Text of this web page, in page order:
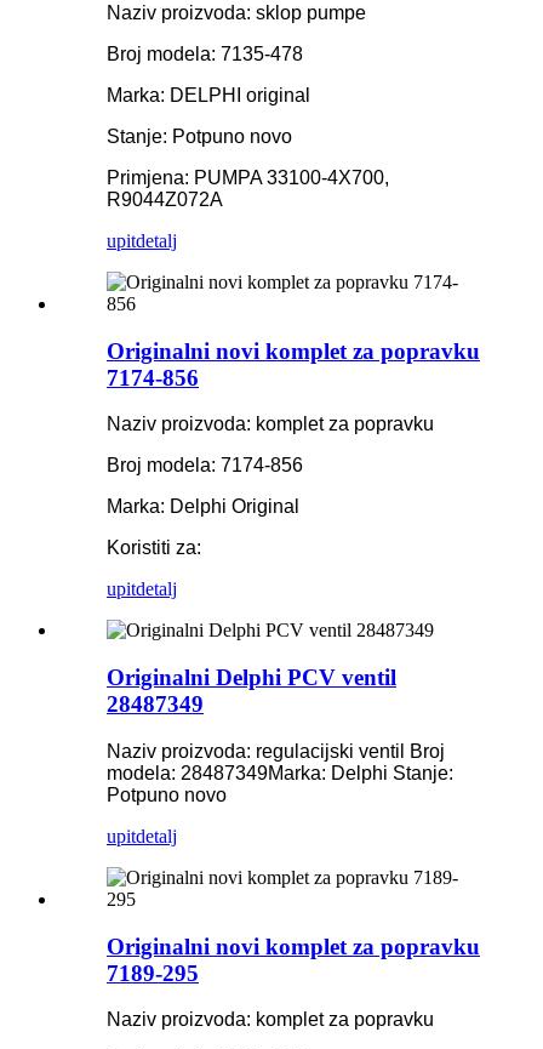
Naziv proizvoda: sklop pumpe
Broj modela: 7135-478
Marka: DELPHI original
Stanje: Potpuno novo
Primjena: PUMPA 33100-4X700,
R9044Z072A
upitdetalj
Originalni novi komplet za popravku
7174-856
Naziv proizvoda: komplet za popravku
Broj modela: 7174-856
Marka: Delphi Original
Koristiti za:
upitdetalj
Originalni Delphi PCV ventil
28487349
Naziv proizvoda: regulacijski ventil
Broj
modela: 28487349Marka: Delphi Stanje:
Potpuno novo
upitdetalj
Originalni novi komplet za popravku
7189-295
Naziv proizvoda: komplet za popravku